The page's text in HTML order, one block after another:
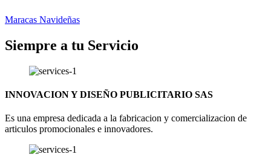
Maracas Navideñas
Siempre a tu Servicio
INNOVACION Y DISEÑO PUBLICITARIO SAS
Es una empresa dedicada a la fabricacion y comercializacion de
articulos promocionales e innovadores.